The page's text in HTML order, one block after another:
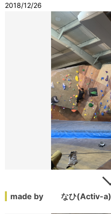
2018/12/26
made by なひ(Activ-a)